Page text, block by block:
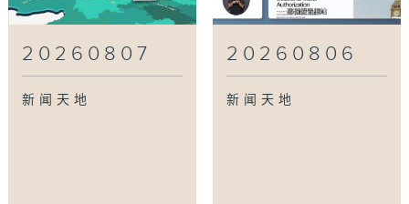
20260807
新闻天地
20260806
新闻天地